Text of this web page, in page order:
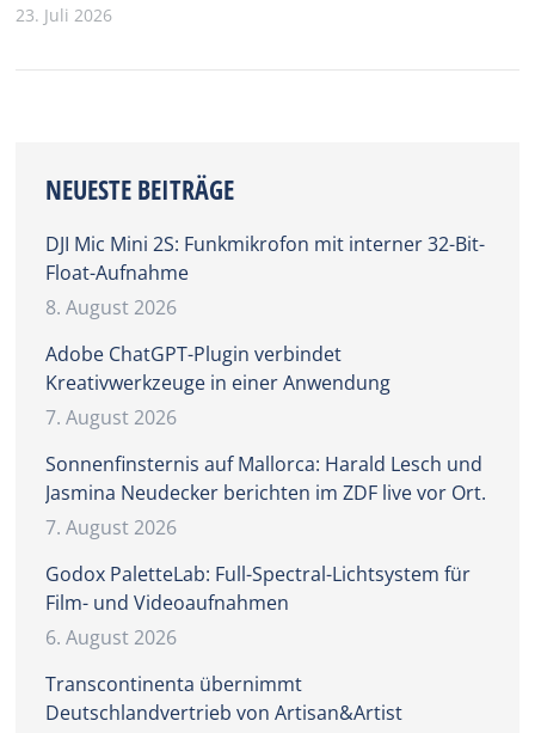
23. Juli 2026
NEUESTE BEITRÄGE
DJI Mic Mini 2S: Funkmikrofon mit interner 32-Bit-
Float-Aufnahme
8. August 2026
Adobe ChatGPT-Plugin verbindet
Kreativwerkzeuge in einer Anwendung
7. August 2026
Sonnenfinsternis auf Mallorca: Harald Lesch und
Jasmina Neudecker berichten im ZDF live vor Ort.
7. August 2026
Godox PaletteLab: Full-Spectral-Lichtsystem für
Film- und Videoaufnahmen
6. August 2026
Transcontinenta übernimmt
Deutschlandvertrieb von Artisan&Artist